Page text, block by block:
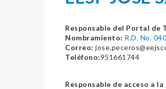
Responsable del Portal de
Nombramiento: R.D. No.
Correo:
Teléfono:951661744
Responsable de acceso a